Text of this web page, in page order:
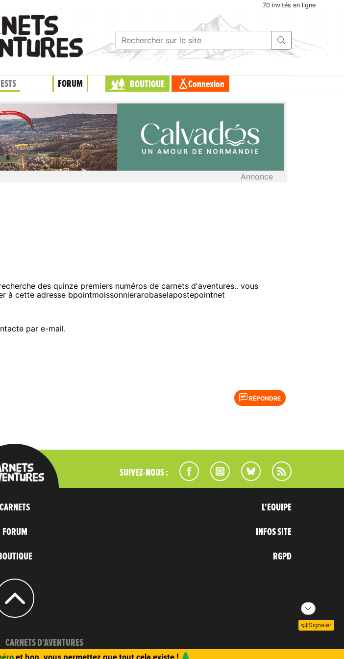
70 invités en ligne
FORUM BOUTIQUE Connexion
Annonce
des quinze premiers numéros de carnets d'aventures.. vous
à cette adresse bpointmoissonnierarobaselapostepointnet
par e-mail.
RÉPONDRE
Signaler
SUIVEZ-NOUS :
CARNETS
FORUM
BOUTIQUE
L'EQUIPE
INFOS SITE
RGPD
CARNETS D’AVENTURES
et hop, vous permettez que tout cela existe !